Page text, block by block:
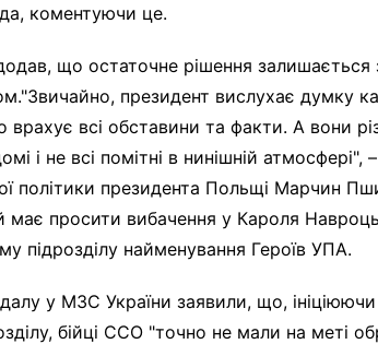
коментуючи це.
що остаточне рішення
президент вислухає думку
врахує всі обставини та факти. А вони
і не всі помітні в нинішній
політики президента Польщі Марчин
має просити вибачення у Кароля
підрозділу найменування Героїв УПА.
у МЗС України заявили, що,
бійці ССО "точно не мали на меті